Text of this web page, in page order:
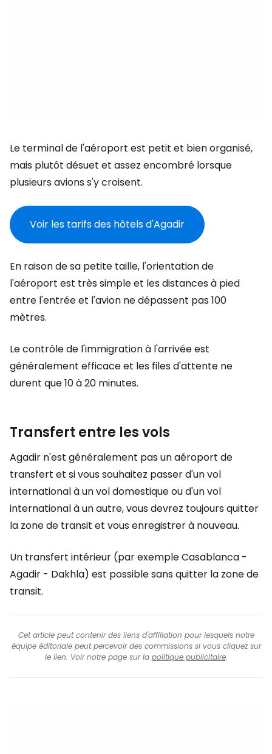
Le terminal de l'aéroport est petit et bien organisé,
mais plutôt désuet et assez encombré lorsque
plusieurs avions s'y croisent.
Voir les tarifs des hôtels d'Agadir
En raison de sa petite taille, l'orientation de
l'aéroport est très simple et les distances à pied
entre l'entrée et l'avion ne dépassent pas 100
mètres.
Le contrôle de l'immigration à l'arrivée est
généralement efficace et les files d'attente ne
durent que 10 à 20 minutes.
Transfert entre les vols
Agadir n'est généralement pas un aéroport de
transfert et si vous souhaitez passer d'un vol
international à un vol domestique ou d'un vol
international à un autre, vous devrez toujours quitter
la zone de transit et vous enregistrer à nouveau.
Un transfert intérieur (par exemple Casablanca -
Agadir - Dakhla) est possible sans quitter la zone de
transit.
Cet article peut contenir des liens d'affiliation pour lesquels notre
équipe éditoriale peut percevoir des commissions si vous cliquez sur
le lien. Voir notre page sur la politique publicitaire.